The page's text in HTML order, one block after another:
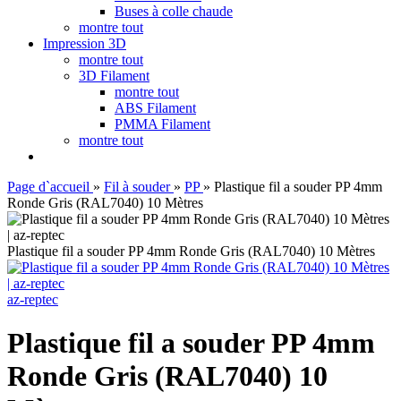
Buses à colle chaude
montre tout
Impression 3D
montre tout
3D Filament
montre tout
ABS Filament
PMMA Filament
montre tout
Page d`accueil » Fil à souder » PP » Plastique fil a souder PP 4mm
Ronde Gris (RAL7040) 10 Mètres
Plastique fil a souder PP 4mm Ronde Gris (RAL7040) 10 Mètres
az-reptec
Plastique fil a souder PP 4mm
Ronde Gris (RAL7040) 10